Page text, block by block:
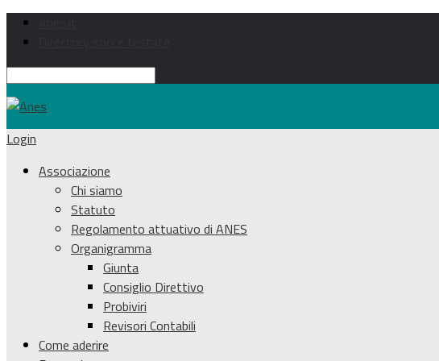
Login
Associazione
Chi siamo
Statuto
Regolamento attuativo di ANES
Organigramma
Giunta
Consiglio Direttivo
Probiviri
Revisori Contabili
Come aderire